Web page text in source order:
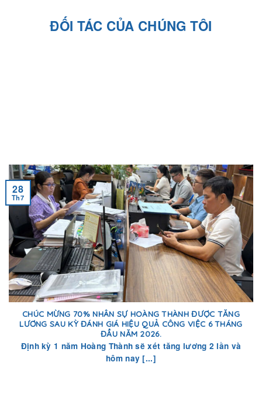
ĐỐI TÁC CỦA CHÚNG TÔI
CHÚC MỪNG 70% NHÂN SỰ HOÀNG THÀNH ĐƯỢC TĂNG
LƯƠNG SAU KỲ ĐÁNH GIÁ HIỆU QUẢ CÔNG VIỆC 6 THÁNG
ĐẦU NĂM 2026.
Định kỳ 1 năm Hoàng Thành sẽ xét tăng lương 2 lần và
hôm nay [...]
28
Th7